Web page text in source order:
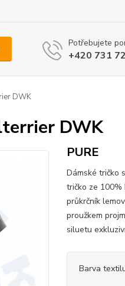
Potřebujete
+420 731
DWK
DWK
PURE
Dámské tričko
tričko ze 100%
průkrčník
proužkem
siluetu
Barva